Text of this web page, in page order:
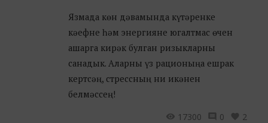
Язмада көн дәвамында күтәренке
кәефне һәм энергияне югалтмас өчен
ашарга кирәк булган ризыкларны
санадык. Аларны үз рационыңа ешрак
кертсәң, стрессның ни икәнен
белмәссең!
17300
0 2